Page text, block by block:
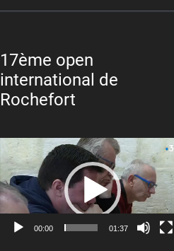
17ème open
international de
Rochefort
Lecteur
vidéo
00:00 01:37